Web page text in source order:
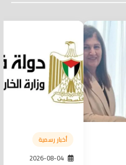
أخبار رسمية
2026-08-04